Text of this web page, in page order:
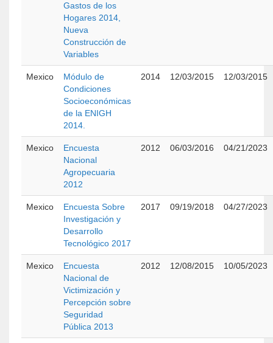
Gastos de los
Hogares 2014,
Nueva
Construcción de
Variables
Mexico
Módulo de
Condiciones
Socioeconómicas
de la ENIGH
2014.
2014 12/03/2015 12/03/2015
Mexico
Encuesta
Nacional
Agropecuaria
2012
2012 06/03/2016 04/21/2023
Mexico
Encuesta Sobre
Investigación y
Desarrollo
Tecnológico 2017
2017 09/19/2018 04/27/2023
Mexico
Encuesta
Nacional de
Victimización y
Percepción sobre
Seguridad
Pública 2013
2012 12/08/2015 10/05/2023